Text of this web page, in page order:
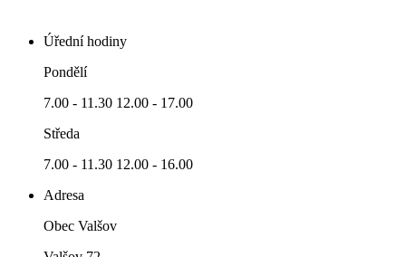
Úřední hodiny
Pondělí
7.00 - 11.30 12.00 - 17.00
Středa
7.00 - 11.30 12.00 - 16.00
Adresa
Obec Valšov